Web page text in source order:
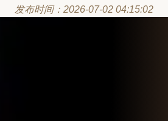
发布时间：2026-07-02 04:15:02